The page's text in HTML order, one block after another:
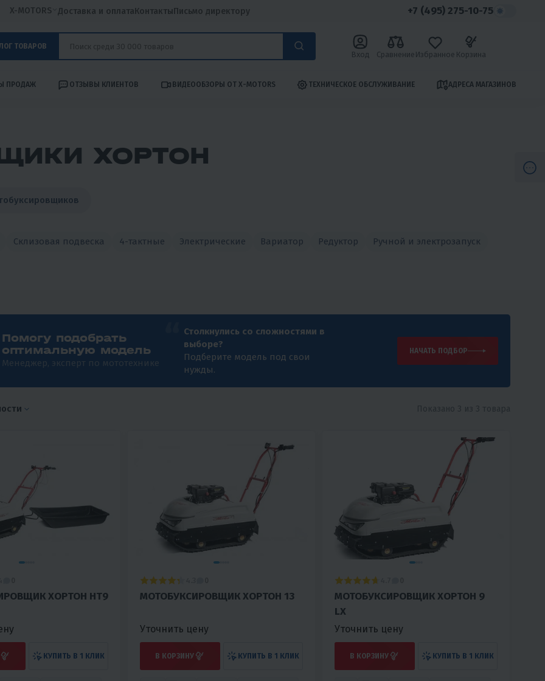
X-MOTORS Доставка и оплатаКонтактыПисьмо директору +7 (495) 275-10-75
ТОВАРОВ
Вход Сравнение Избранное Корзина
ПРОДАЖ ОТЗЫВЫ КЛИЕНТОВ ВИДЕООБЗОРЫ ОТ X-MOTORS ТЕХНИЧЕСКОЕ ОБСЛУЖИВАНИЕ АДРЕСА МАГАЗИНОВ
ХОРТОН
Склизовая подвеска 4-тактные Электрические Вариатор Редуктор
Ручной и электрозапуск
Помогу подобрать
оптимальную модель
Менеджер, эксперт по мототехнике
Столкнулись со сложностями в
выборе?
Подберите модель под свои
нужды.
НАЧАТЬ ПОДБОР
ХОРТОН HT9
КУПИТЬ В 1 КЛИК
МОТОБУКСИРОВЩИК ХОРТОН 13
Уточнить цену
В КОРЗИНУ КУПИТЬ В 1 КЛИК
МОТОБУКСИРОВЩИК ХОРТОН 9
LX
Уточнить цену
В КОРЗИНУ КУПИТЬ В 1 КЛИК